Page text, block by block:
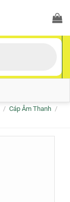
/ Cáp Âm Thanh /